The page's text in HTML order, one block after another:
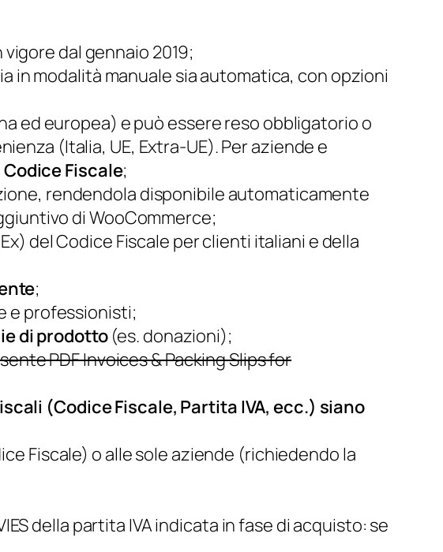
vigore dal gennaio 2019;
in modalità manuale sia automatica, con opzioni
ed europea) e può essere reso obbligatorio o
(Italia, UE, Extra-UE). Per aziende e
Fiscale;
rendendola disponibile automaticamente
di WooCommerce;
del Codice Fiscale per clienti italiani e della
;
e professionisti;
di prodotto(es. donazioni);
PDF Invoices & Packing Slips for
(Codice Fiscale, Partita IVA, ecc.) siano
Fiscale) o alle sole aziende (richiedendo la
della partita IVA indicata in fase di acquisto: se